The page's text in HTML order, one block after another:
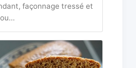
façonnage tressé et